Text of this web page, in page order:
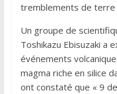
tremblements de terre
Un groupe de
Toshikazu Ebisuzaki a
événements
magma riche en silice
ont constaté que « 9